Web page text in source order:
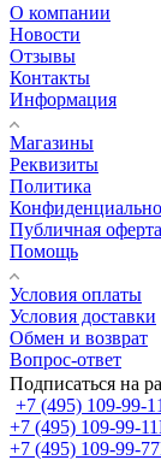
О компании
Новости
Отзывы
Контакты
Информация
Магазины
Реквизиты
Политика
Публичная оферта
Помощь
Условия оплаты
Условия доставки
Обмен и возврат
Вопрос-ответ
Подписаться на
+7 (495) 109-99-11
+7 (495) 109-99-11
+7 (495) 109-99-77